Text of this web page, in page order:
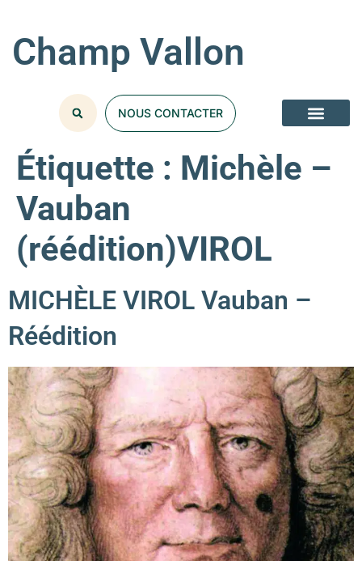
Champ Vallon
NOUS CONTACTER
Étiquette : Michèle –
Vauban
(réédition)VIROL
MICHÈLE VIROL Vauban –
Réédition